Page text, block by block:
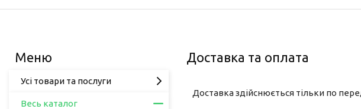
Доставка та оплата
Доставка здійснюється тільки по
Усі товари та послуги
Весь каталог